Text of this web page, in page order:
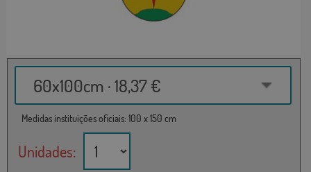
60x100cm · 18,37 €
Medidas instituições oficiais: 100 x 150 cm
Unidades: